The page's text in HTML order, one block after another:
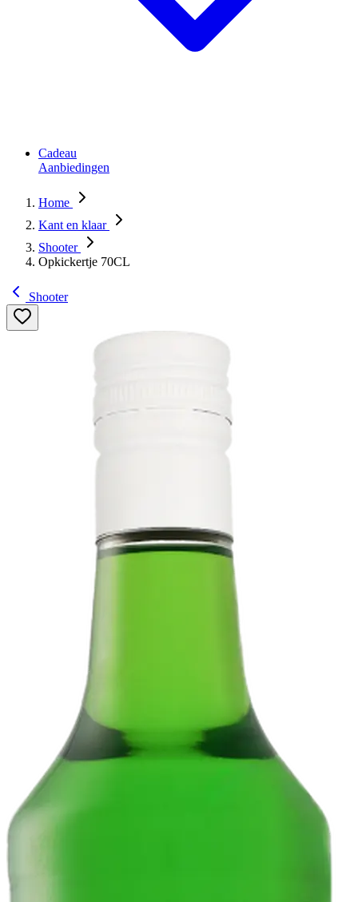
Cadeau
Aanbiedingen
Home
Kant en klaar
Shooter
Opkickertje 70CL
Shooter